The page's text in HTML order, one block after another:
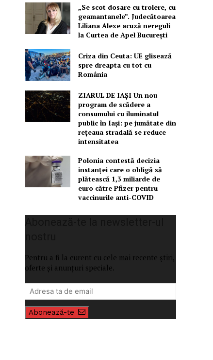
„Se scot dosare cu trolere, cu
geamantanele”. Judecătoarea
Liliana Alexe acuză nereguli
la Curtea de Apel București
Criza din Ceuta: UE glisează
spre dreapta cu tot cu
România
ZIARUL DE IAȘI Un nou
program de scădere a
consumului cu iluminatul
public în Iași: pe jumătate din
rețeaua stradală se reduce
intensitatea
Polonia contestă decizia
instanței care o obligă să
plătească 1,3 miliarde de
euro către Pfizer pentru
vaccinurile anti-COVID
Pentru a fi la curent cu cele mai recente știri,
oferte și anunțuri speciale.
Abonează-te